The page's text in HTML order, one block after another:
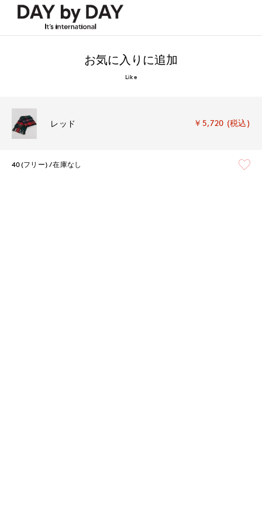
お気に入りに追加
Like
レッド ￥5,720 (税込)
40(フリー) 在庫なし